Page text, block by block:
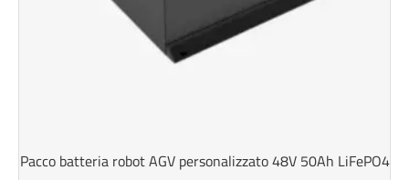
Pacco batteria robot AGV personalizzato 48V 50Ah LiFePO4